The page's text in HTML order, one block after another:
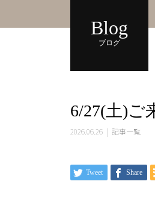
Blog
ブログ
6/27(土)ご
2026.06.26 記事一覧
Tweet Share